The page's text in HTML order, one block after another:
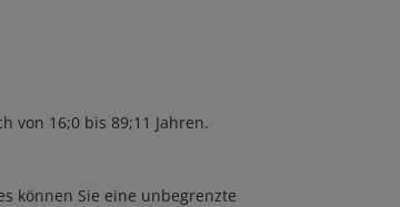
von 16;0 bis 89;11 Jahren.
können Sie eine unbegrenzte